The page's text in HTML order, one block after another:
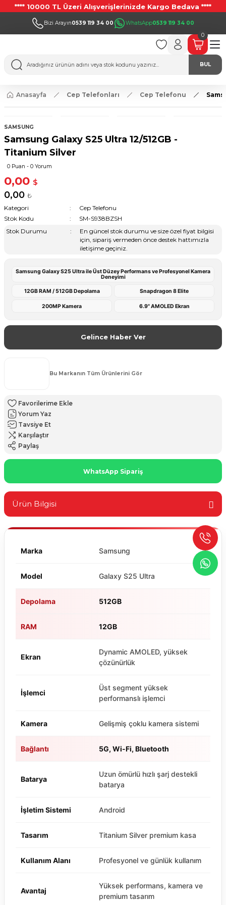
**** 10000 TL Üzeri Alışverişlerinizde Kargo Bedava ****
Bizi Arayın0539 119 34 00 WhatsApp0539 119 34 00
BUL
0
Anasayfa Cep Telefonları Cep Telefonu
SAMSUNG
Samsung Galaxy S25 Ultra 12/512GB -
Titanium Silver
0 Puan - 0 Yorum
0,00 $
0,00 ₺
Kategori
Cep Telefonu
Stok Kodu
SM-S938BZSH
Stok Durumu
En güncel stok durumu ve size özel fiyat bilgisi
için, sipariş vermeden önce destek hattımızla
iletişime geçiniz.
Samsung Galaxy S25 Ultra ile Üst Düzey Performans ve Profesyonel Kamera
Deneyimi
12GB RAM / 512GB Depolama Snapdragon 8 Elite
200MP Kamera 6.9" AMOLED Ekran
Gelince Haber Ver
Bu Markanın Tüm Ürünlerini Gör
Yorum Yaz
Tavsiye Et
Karşılaştır
Paylaş
WhatsApp Sipariş
Ürün Bilgisi
Marka Samsung
Model Galaxy S25 Ultra
Depolama 512GB
RAM 12GB
Ekran
Dynamic AMOLED, yüksek
çözünürlük
İşlemci
Üst segment yüksek
performanslı işlemci
Kamera Gelişmiş çoklu kamera sistemi
Bağlantı 5G, Wi-Fi, Bluetooth
Batarya
Uzun ömürlü hızlı şarj destekli
batarya
İşletim Sistemi Android
Tasarım Titanium Silver premium kasa
Kullanım Alanı Profesyonel ve günlük kullanım
Avantaj
Yüksek performans, kamera ve
premium tasarım